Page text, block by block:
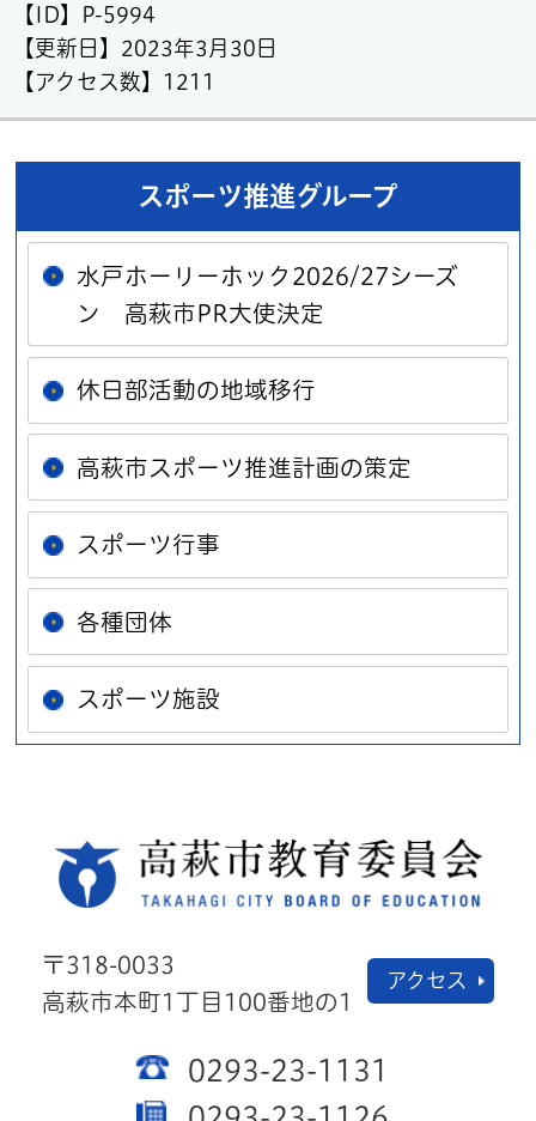
【ID】
P-5994
【更新日】 2023年3月30日
【アクセス数】 1211
スポーツ推進グループ
水戸ホーリーホック2026/27シーズ
ン 高萩市PR大使決定
休日部活動の地域移行
高萩市スポーツ推進計画の策定
スポーツ行事
各種団体
スポーツ施設
〒318-0033
高萩市本町1丁目100番地の1
アクセス
0293-23-1131